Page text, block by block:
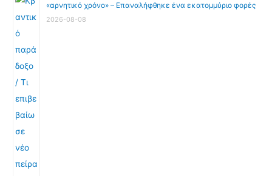
«αρνητικό χρόνο» – Επαναλήφθηκε ένα εκατομμύριο φορές
2026-08-08